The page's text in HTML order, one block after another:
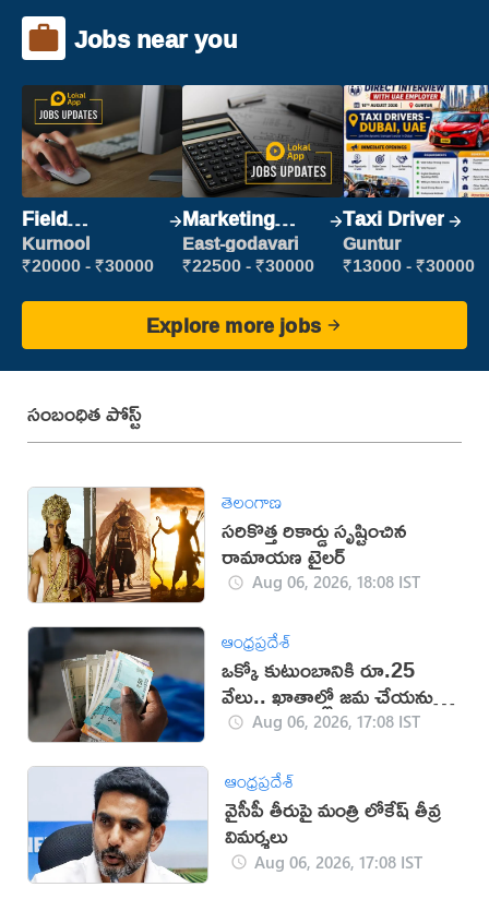
Jobs near you
Field
Marketing
Executive
Kurnool
₹20000 - ₹30000
Marketing
Executive
East-godavari
₹22500 - ₹30000
Taxi Driver
Guntur
₹13000 - ₹30000
Explore more jobs
సంబంధిత పోస్ట్
తెలంగాణ
సరికొత్త రికార్డు సృష్టించిన
రామాయణ ట్రైలర్‌
Aug 06, 2026, 18:08 IST
ఆంధ్రప్రదేశ్
ఒక్కో కుటుంబానికి రూ.25
వేలు.. ఖాతాల్లో జ‌మ చేయ‌నున్న
ప్ర‌భుత్వం..!
Aug 06, 2026, 17:08 IST
ఆంధ్రప్రదేశ్
వైసీపీ తీరుపై మంత్రి లోకేష్ తీవ్ర
విమర్శలు
Aug 06, 2026, 17:08 IST